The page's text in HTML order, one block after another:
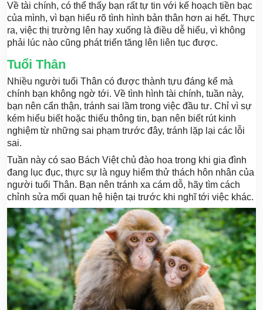
Về tài chính, có thể thấy bạn rất tự tin với kế hoạch tiền bạc
của mình, vì bạn hiểu rõ tình hình bản thân hơn ai hết. Thực
ra, việc thị trường lên hay xuống là điều dễ hiểu, vì không
phải lúc nào cũng phát triển tăng lên liên tục được.
Tuổi Thân
Nhiều người tuổi Thân có được thành tựu đáng kể mà
chính bạn không ngờ tới. Về tình hình tài chính, tuần này,
bạn nên cẩn thận, tránh sai lầm trong việc đầu tư. Chỉ vì sự
kém hiểu biết hoặc thiếu thông tin, bạn nên biết rút kinh
nghiệm từ những sai phạm trước đây, tránh lặp lại các lỗi
sai.
Tuần này có sao Bách Việt chủ đào hoa trong khi gia đình
đang lục đục, thực sự là nguy hiểm thử thách hôn nhân của
người tuổi Thân. Bạn nên tránh xa cám dỗ, hãy tìm cách
chỉnh sửa mối quan hệ hiện tại trước khi nghĩ tới việc khác.